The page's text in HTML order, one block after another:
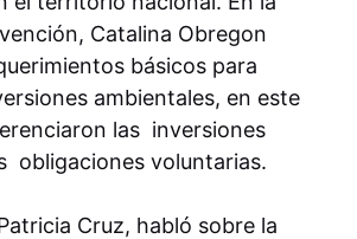
Catalina Obregon
básicos para
ambientales, en este
las inversiones
obligaciones voluntarias.
Cruz, habló sobre la